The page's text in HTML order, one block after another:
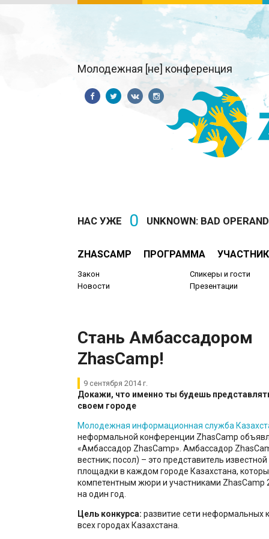
Молодежная [не] конференция
НАС УЖЕ 0 UNKNOWN: BAD
ZHASCAMP ПРОГРАММА
Закон
Новости
Спикеры и гости
Презентации
​Стань Амбассадором
ZhasCamp!
9 сентября 2014 г.
Докажи, что именно ты будешь
своем городе
Молодежная информационная служба
неформальной конференции ZhasCamp
«Амбассадор ZhasCamp». Амбассадор
вестник; посол) – это представитель
площадки в каждом городе Казахстана,
компетентным жюри и участниками ZhasCamp
на один год.
Цель конкурса: развитие сети неформальных
всех городах Казахстана.